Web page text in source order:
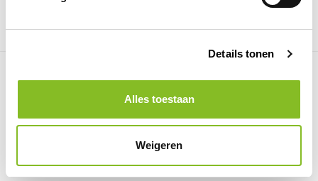
Details tonen
Alles toestaan
Weigeren
Efficiënte brandbestrijding met
kwaliteitsgarantie
154,95